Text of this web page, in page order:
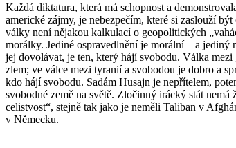
Každá diktatura, která má schopnost a
americké zájmy, je nebezpečím, které si zaslouží
války není nějakou kalkulací o geopolitických
morálky. Jediné ospravedlnění je morální – a jediný
jej dovolávat, je ten, který hájí svobodu. Válka mezi
zlem; ve válce mezi tyranií a svobodou je dobro a
kdo hájí svobodu. Sadám Husajn je nepřítelem,
svobodné země na světě. Zločinný irácký stát nemá
celistvost“, stejně tak jako je neměli Taliban v
v Německu.